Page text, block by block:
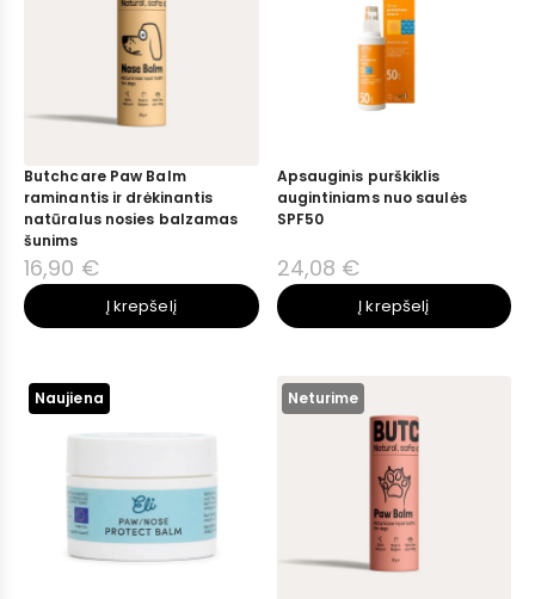
Butchcare Paw Balm
raminantis ir drėkinantis
natūralus nosies balzamas
šunims
16,90 €
Į krepšelį
Apsauginis purškiklis
augintiniams nuo saulės
SPF50
24,08 €
Į krepšelį
Naujiena Neturime